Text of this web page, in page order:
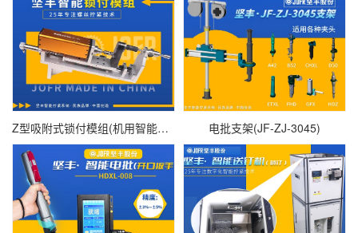
Z型吸附式锁付模组(机用智能电批DP-TXL-001) 电批支架(JF-ZJ-3045)